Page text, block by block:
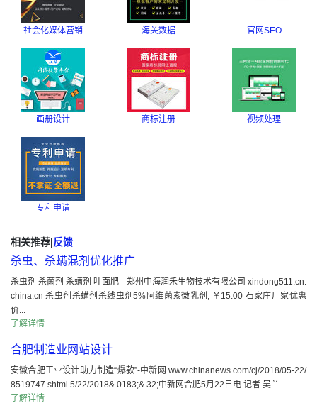
社会化媒体营销 海关数据 官网SEO
画册设计 商标注册 视频处理
专利申请
相关推荐|反馈
杀虫、杀螨混剂优化推广
杀虫剂 杀菌剂 杀螨剂 叶面肥– 郑州中海润禾生物技术有限公司 xindong511.cn.
china.cn 杀虫剂杀螨剂杀线虫剂5%阿维菌素微乳剂; ￥15.00 石家庄厂家优惠
价...
了解详情
合肥制造业网站设计
安徽合肥工业设计助力制造“爆款”-中新网 www.chinanews.com/cj/2018/05-22/
8519747.shtml 5/22/2018& 0183;& 32;中新网合肥5月22日电 记者 吴兰 ...
了解详情